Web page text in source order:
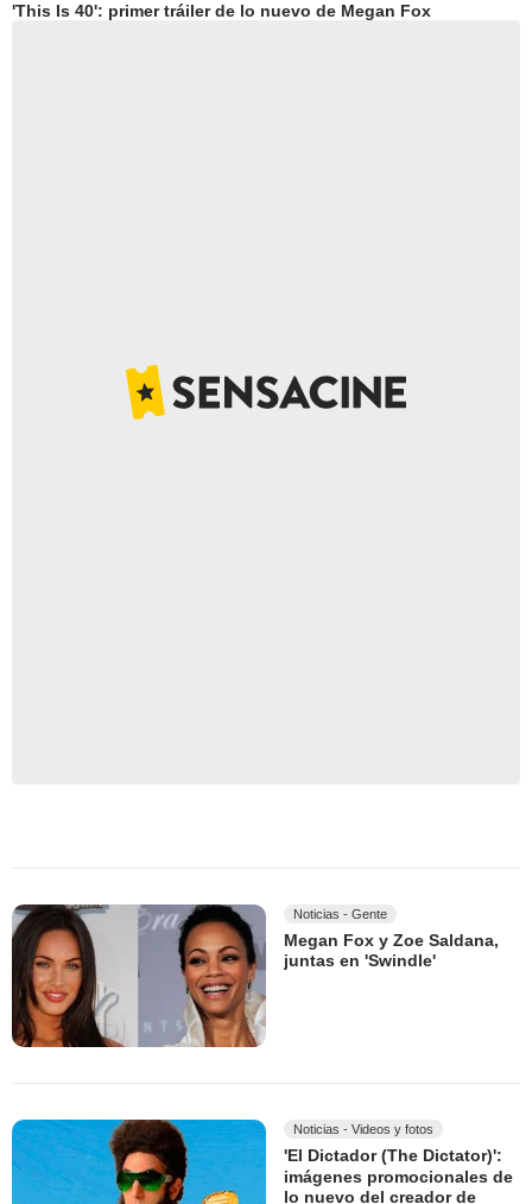
'This Is 40': primer tráiler de lo nuevo de Megan Fox
Noticias - Gente
Megan Fox y Zoe Saldana,
juntas en 'Swindle'
Noticias - Videos y fotos
'El Dictador (The Dictator)':
imágenes promocionales de
lo nuevo del creador de